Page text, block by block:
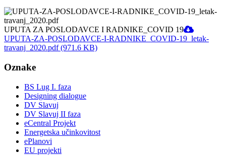
UPUTA ZA POSLODAVCE I RADNIKE_COVID 19
UPUTA-ZA-POSLODAVCE-I-RADNIKE_COVID-19_letak-
travanj_2020.pdf (971.6 KB)
Oznake
BS Lug I. faza
Designing dialogue
DV Slavuj
DV Slavuj II faza
eCentral Projekt
Energetska učinkovitost
ePlanovi
EU projekti